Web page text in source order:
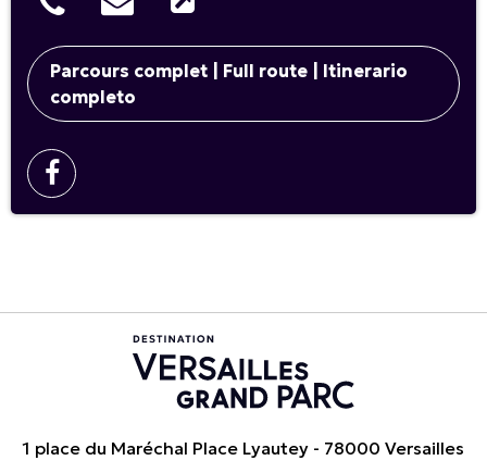
Parcours complet | Full route | Itinerario
completo
1 place du Maréchal Place Lyautey - 78000 Versailles